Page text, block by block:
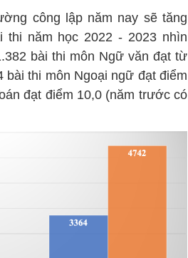
công lập năm nay sẽ tăng
năm học 2022 - 2023 nhìn
bài thi môn Ngữ văn đạt từ
bài thi môn Ngoại ngữ đạt điểm
đạt điểm 10,0 (năm trước có